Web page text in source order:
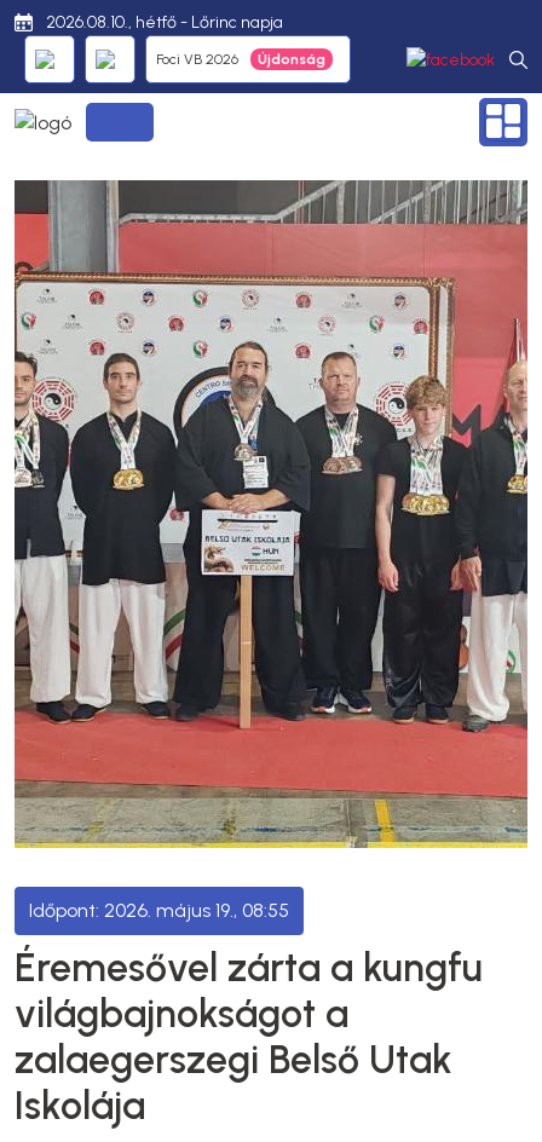
2026.08.10., hétfő - Lőrinc napja
Foci VB 2026
2026. május 19., 08:55
Éremesővel zárta a kungfu
világbajnokságot a
zalaegerszegi Belső Utak
Iskolája